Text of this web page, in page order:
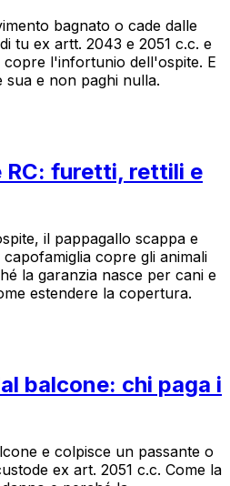
bagnato o cade dalle
tu ex artt. 2043 e 2051 c.c. e
copre l'infortunio dell'ospite. E
sua e non paghi nulla.
RC: furetti, rettili e
il pappagallo scappa e
copre gli animali
la garanzia nasce per cani e
estendere la copertura.
balcone: chi paga i
e colpisce un passante o
ex art. 2051 c.c. Come la